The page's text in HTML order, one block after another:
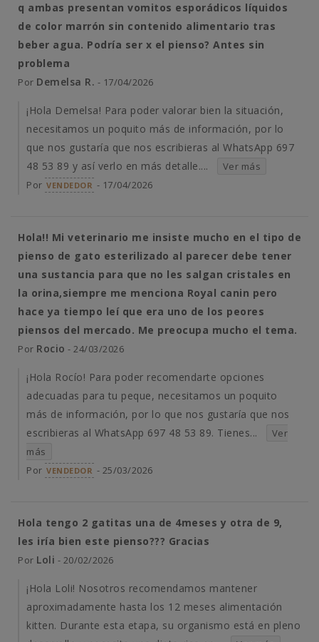
q ambas presentan vomitos esporádicos líquidos
de color marrón sin contenido alimentario tras
beber agua. Podría ser x el pienso? Antes sin
problema
Por Demelsa R. - 17/04/2026
¡Hola Demelsa! Para poder valorar bien la situación,
necesitamos un poquito más de información, por lo
que nos gustaría que nos escribieras al WhatsApp 697
48 53 89 y así verlo en más detalle....
Ver más
Por VENDEDOR - 17/04/2026
Hola!! Mi veterinario me insiste mucho en el tipo de
pienso de gato esterilizado al parecer debe tener
una sustancia para que no les salgan cristales en
la orina,siempre me menciona Royal canin pero
hace ya tiempo leí que era uno de los peores
piensos del mercado. Me preocupa mucho el tema.
Por Rocio - 24/03/2026
¡Hola Rocío! Para poder recomendarte opciones
adecuadas para tu peque, necesitamos un poquito
más de información, por lo que nos gustaría que nos
escribieras al WhatsApp 697 48 53 89. Tienes...
Ver
más
Por VENDEDOR - 25/03/2026
Hola tengo 2 gatitas una de 4meses y otra de 9,
les iría bien este pienso??? Gracias
Por Loli - 20/02/2026
¡Hola Loli! Nosotros recomendamos mantener
aproximadamente hasta los 12 meses alimentación
kitten. Durante esta etapa, su organismo está en pleno